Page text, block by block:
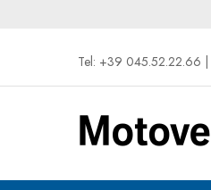
Tel: +39 045.52.22.66 |